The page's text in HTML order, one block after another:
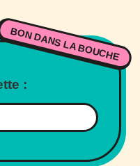
BON DANS LA BOUCHE
: